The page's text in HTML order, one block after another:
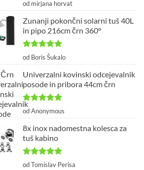
od mirjana horvat
Zunanji pokončni solarni tuš 40L
in pipo 216cm črn 360°
Ocenjeno5
od Boris Šukalo
Univerzalni kovinski odcejevalnik
posode in pribora 44cm črn
Ocenjeno5
od Anonymous
8x inox nadomestna kolesca za
tuš kabino
Ocenjeno 5
od Tomislav Perisa